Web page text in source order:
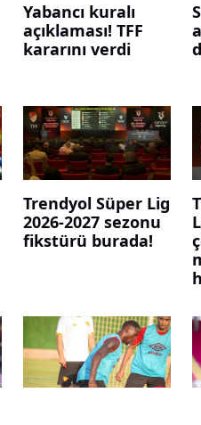
Yabancı kuralı
açıklaması! TFF
kararını verdi
Trendyol Süper Lig
2026-2027 sezonu
fikstürü burada!